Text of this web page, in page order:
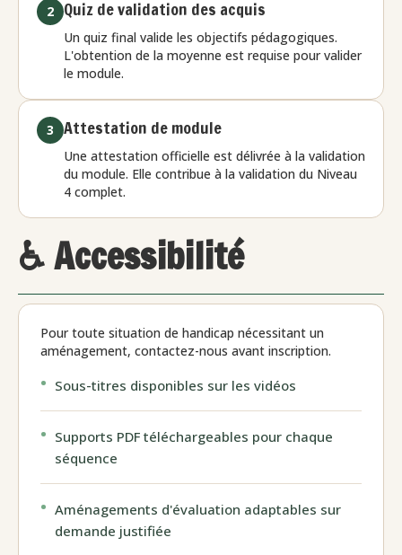
2 Quiz de validation des acquis
Un quiz final valide les objectifs pédagogiques.
L'obtention de la moyenne est requise pour valider
le module.
3 Attestation de module
Une attestation officielle est délivrée à la validation
du module. Elle contribue à la validation du Niveau
4 complet.
♿ Accessibilité
Pour toute situation de handicap nécessitant un
aménagement, contactez-nous avant inscription.
Sous-titres disponibles sur les vidéos
Supports PDF téléchargeables pour chaque
séquence
Aménagements d'évaluation adaptables sur
demande justifiée